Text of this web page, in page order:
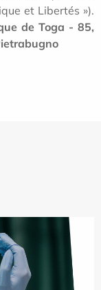
et Libertés »).
de Toga - 85,